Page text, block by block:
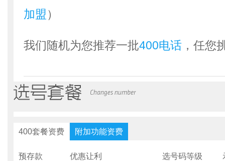
加盟）
我们随机为您推荐一批400电话 ，任您
400套餐资费 附加功能资费
预存款 优惠让利 选号码等级